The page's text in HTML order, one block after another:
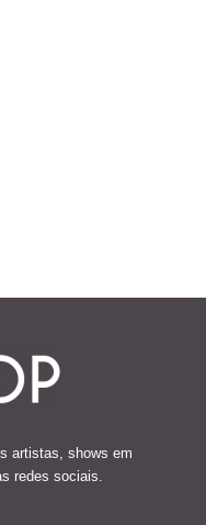
artistas, shows em
redes sociais.